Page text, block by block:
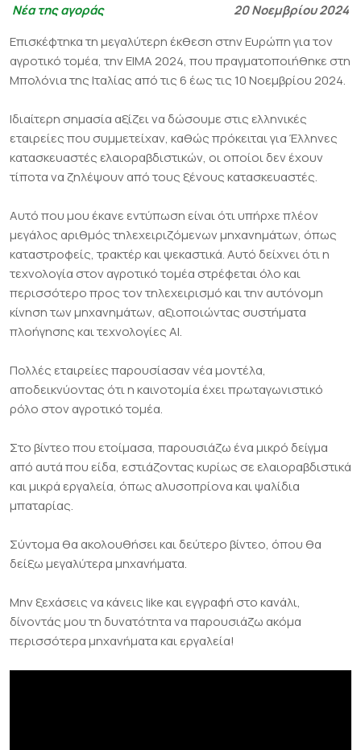
Νέα της αγοράς
20 Νοεμβρίου 2024
Επισκέφτηκα τη μεγαλύτερη έκθεση στην Ευρώπη για τον
αγροτικό τομέα, την EIMA 2024, που πραγματοποιήθηκε στη
Μπολόνια της Ιταλίας από τις 6 έως τις 10 Νοεμβρίου 2024.
Ιδιαίτερη σημασία αξίζει να δώσουμε στις ελληνικές
εταιρείες που συμμετείχαν, καθώς πρόκειται για Έλληνες
κατασκευαστές ελαιοραβδιστικών, οι οποίοι δεν έχουν
τίποτα να ζηλέψουν από τους ξένους κατασκευαστές.
Αυτό που μου έκανε εντύπωση είναι ότι υπήρχε πλέον
μεγάλος αριθμός τηλεχειριζόμενων μηχανημάτων, όπως
καταστροφείς, τρακτέρ και ψεκαστικά. Αυτό δείχνει ότι η
τεχνολογία στον αγροτικό τομέα στρέφεται όλο και
περισσότερο προς τον τηλεχειρισμό και την αυτόνομη
κίνηση των μηχανημάτων, αξιοποιώντας συστήματα
πλοήγησης και τεχνολογίες AI.
Πολλές εταιρείες παρουσίασαν νέα μοντέλα,
αποδεικνύοντας ότι η καινοτομία έχει πρωταγωνιστικό
ρόλο στον αγροτικό τομέα.
Στο βίντεο που ετοίμασα, παρουσιάζω ένα μικρό δείγμα
από αυτά που είδα, εστιάζοντας κυρίως σε ελαιοραβδιστικά
και μικρά εργαλεία, όπως αλυσοπρίονα και ψαλίδια
μπαταρίας.
Σύντομα θα ακολουθήσει και δεύτερο βίντεο, όπου θα
δείξω μεγαλύτερα μηχανήματα.
Μην ξεχάσεις να κάνεις like και εγγραφή στο κανάλι,
δίνοντάς μου τη δυνατότητα να παρουσιάζω ακόμα
περισσότερα μηχανήματα και εργαλεία!